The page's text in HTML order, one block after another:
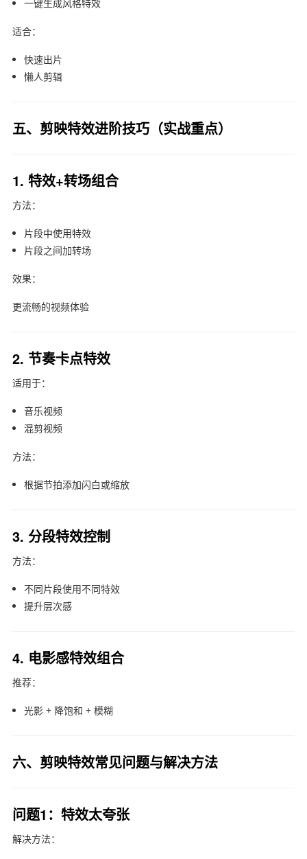
一键生成风格特效
适合：
快速出片
懒人剪辑
五、剪映特效进阶技巧（实战重点）
1. 特效+转场组合
方法：
片段中使用特效
片段之间加转场
效果：
更流畅的视频体验
2. 节奏卡点特效
适用于：
音乐视频
混剪视频
方法：
根据节拍添加闪白或缩放
3. 分段特效控制
方法：
不同片段使用不同特效
提升层次感
4. 电影感特效组合
推荐：
光影 + 降饱和 + 模糊
六、剪映特效常见问题与解决方法
问题1：特效太夸张
解决方法：